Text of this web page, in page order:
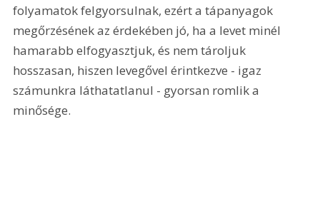
folyamatok felgyorsulnak, ezért a tápanyagok
megőrzésének az érdekében jó, ha a levet minél
hamarabb elfogyasztjuk, és nem tároljuk
hosszasan, hiszen levegővel érintkezve - igaz
számunkra láthatatlanul - gyorsan romlik a
minősége.